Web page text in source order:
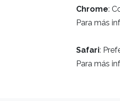
Chrome:
Para más
Safari:
Para más